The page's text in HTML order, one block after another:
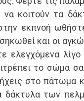
κοιτούν τα
εκπνοή
και οι
ελεγχόμενα
το σώμα
στο πάτωμα
των